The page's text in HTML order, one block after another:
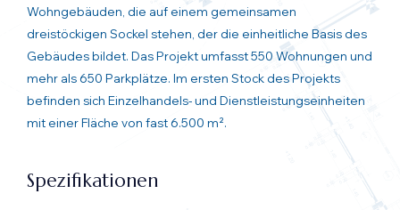
Wohngebäuden, die auf einem gemeinsamen
dreistöckigen Sockel stehen, der die einheitliche Basis des
Gebäudes bildet. Das Projekt umfasst 550 Wohnungen und
mehr als 650 Parkplätze. Im ersten Stock des Projekts
befinden sich Einzelhandels- und Dienstleistungseinheiten
mit einer Fläche von fast 6.500 m².
Spezifikationen